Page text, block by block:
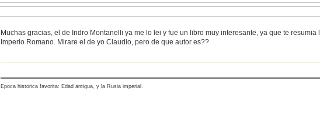
Muchas gracias, el de Indro Montanelli ya me lo lei y fue un libro muy interesante, ya que te
Imperio Romano. Mirare el de yo Claudio, pero de que autor es??
Epoca historica favorita: Edad antigua, y la Rusia imperial.